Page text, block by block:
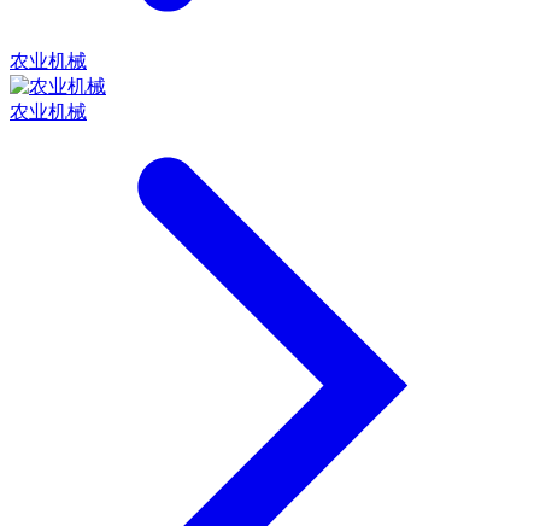
农业机械
农业机械